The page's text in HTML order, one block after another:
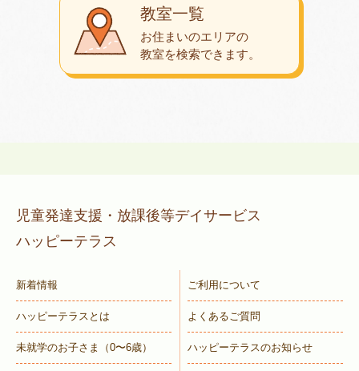
教室一覧
お住まいのエリアの
教室を検索できます。
児童発達支援・放課後等デイサービス
ハッピーテラス
新着情報
ハッピーテラスとは
未就学のお子さま （0〜6歳）
ご利用について
よくあるご質問
ハッピーテラスのお知らせ